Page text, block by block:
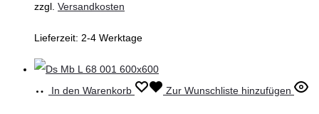
zzgl. Versandkosten
Lieferzeit: 2-4 Werktage
In den Warenkorb Zur Wunschliste hinzufügen